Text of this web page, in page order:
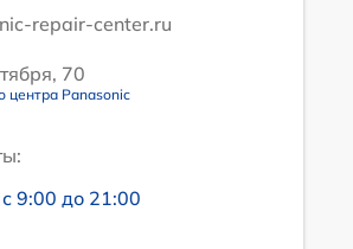
repair-center.ru
70
центра Panasonic
9:00 до 21:00